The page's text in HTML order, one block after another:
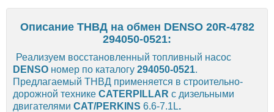
Описание ТНВД на обмен DENSO 20R-4782
294050-0521:
Реализуем восстановленный топливный насос
DENSO номер по каталогу 294050-0521.
Предлагаемый ТНВД применяется в строительно-
дорожной технике CATERPILLAR с дизельными
двигателями CAT/PERKINS 6.6-7.1L.